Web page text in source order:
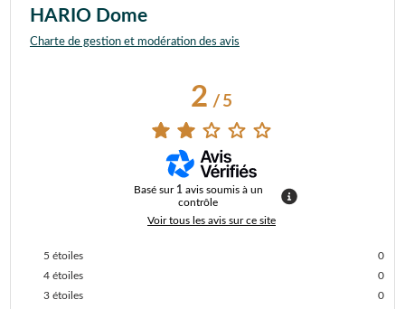
HARIO Dome
Charte de gestion et modération des avis
2/ 5
Basé sur 1 avis soumis à un
contrôle
Voir tous les avis sur ce site
5 étoiles
0
4 étoiles
0
3 étoiles
0